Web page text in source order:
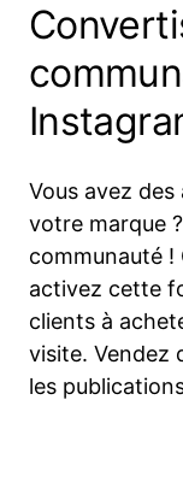
Vous avez
votre marque
communauté
activez cette
clients à
visite. Vendez
les